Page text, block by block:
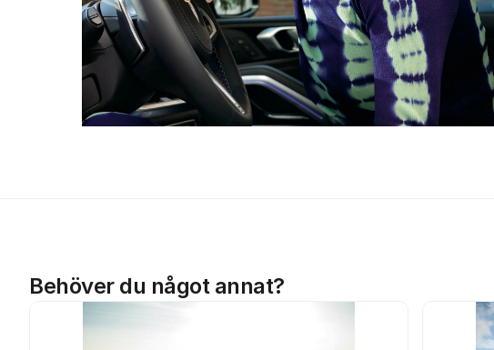
Behöver du något annat?